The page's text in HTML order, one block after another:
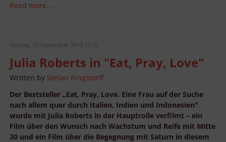
Read more...
Montag, 20 September 2010 13:12
Julia Roberts in "Eat, Pray, Love"
Written by Stefan Ringstorff
Der Beststeller „Eat, Pray, Love. Eine Frau auf der Suche
nach allem quer durch Italien, Indien und Indonesien"
wurde mit Julia Roberts in der Hauptrolle verfilmt – ein
Film über den Wunsch nach Wachstum und Reife mit Mitte
30 und ein Film über die Begegnung mit Saturn in diesem